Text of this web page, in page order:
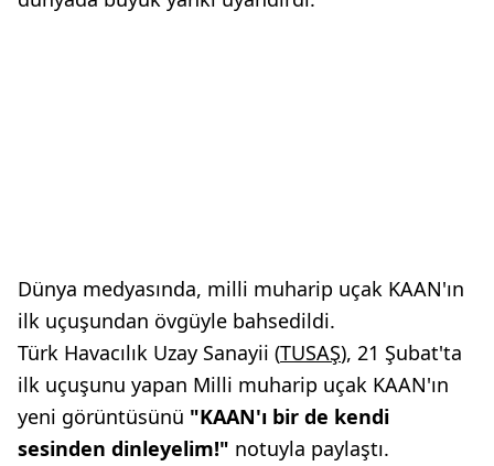
Dünya medyasında, milli muharip uçak KAAN'ın
ilk uçuşundan övgüyle bahsedildi.
Türk Havacılık Uzay Sanayii (TUSAŞ), 21 Şubat'ta
ilk uçuşunu yapan Milli muharip uçak KAAN'ın
yeni görüntüsünü "KAAN'ı bir de kendi
sesinden dinleyelim!" notuyla paylaştı.